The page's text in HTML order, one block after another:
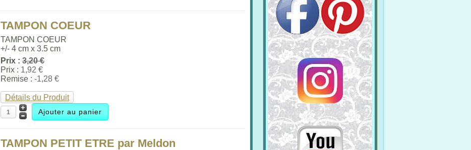
TAMPON COEUR
TAMPON COEUR
+/- 4 cm x 3.5 cm
Prix :3,20 €
Prix : 1,92 €
Remise :-1,28 €
Détails du Produit
TAMPON PETIT ETRE par Meldon